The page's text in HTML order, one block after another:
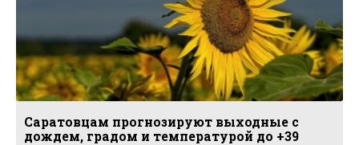
Саратовцам прогнозируют выходные с
дождем, градом и температурой до +39